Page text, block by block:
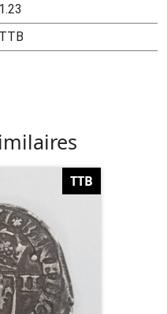
1.23
TTB
TTB